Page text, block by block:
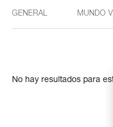
GENERAL MUNDO
No hay resultados para